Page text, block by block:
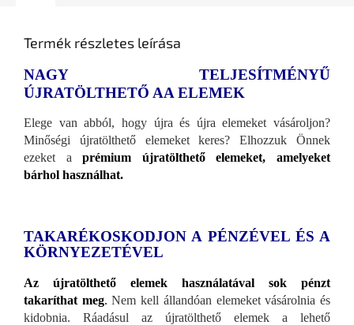
Termék részletes leírása
NAGY TELJESÍTMÉNYŰ
ÚJRATÖLTHETŐ AA ELEMEK
Elege van abból, hogy újra és újra elemeket vásároljon?
Minőségi újratölthető elemeket keres? Elhozzuk Önnek
ezeket a
prémium újratölthető elemeket, amelyeket
bárhol használhat.
TAKARÉKOSKODJON A PÉNZÉVEL ÉS A
KÖRNYEZETÉVEL
Az újratölthető elemek használatával sok pénzt
takaríthat meg. Nem kell állandóan elemeket vásárolnia és
kidobnia. Ráadásul az újratölthető elemek a lehető